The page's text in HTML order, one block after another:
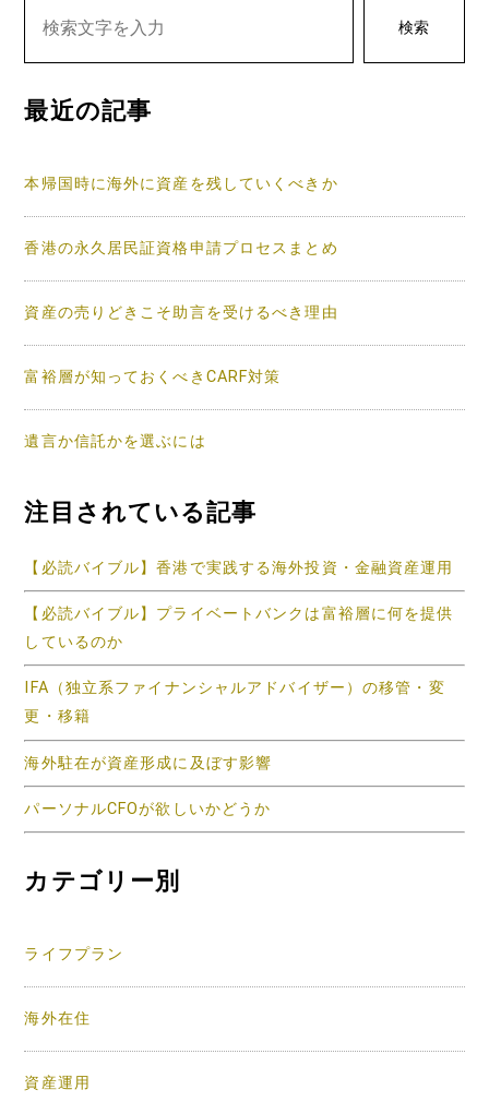
ゲ
ー
シ
ン
検索
最近の記事
本帰国時に海外に資産を残していくべきか
香港の永久居民証資格申請プロセスまとめ
資産の売りどきこそ助言を受けるべき理由
富裕層が知っておくべきCARF対策
遺言か信託かを選ぶには
注目されている記事
【必読バイブル】香港で実践する海外投資・金融資産運用
【必読バイブル】プライベートバンクは富裕層に何を提供
しているのか
IFA（独立系ファイナンシャルアドバイザー）の移管・変
更・移籍
海外駐在が資産形成に及ぼす影響
パーソナルCFOが欲しいかどうか
カテゴリー別
ライフプラン
海外在住
資産運用